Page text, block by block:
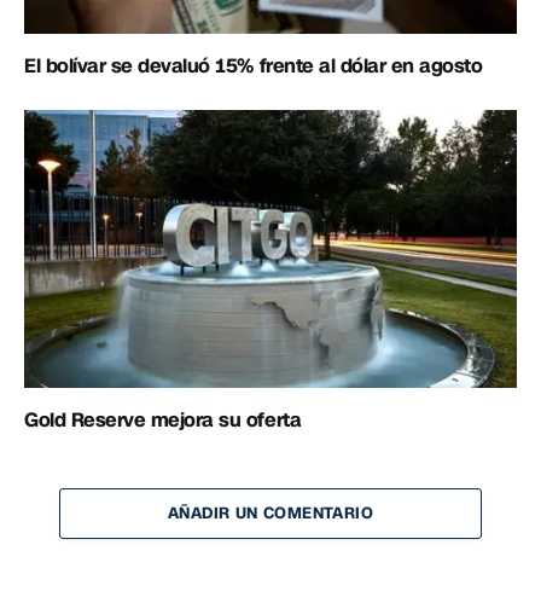
El bolívar se devaluó 15% frente al dólar en agosto
Gold Reserve mejora su oferta
AÑADIR UN COMENTARIO